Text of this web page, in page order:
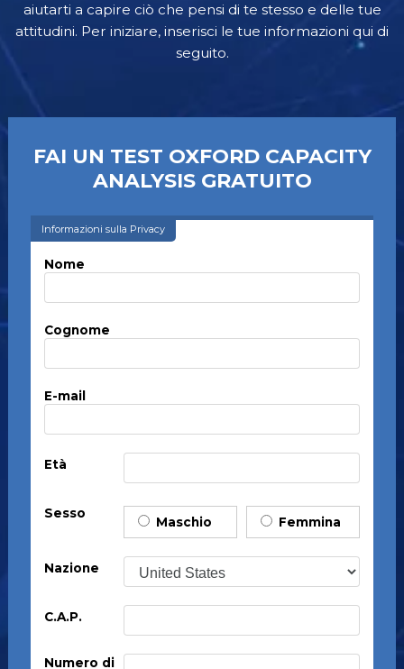
aiutarti a capire ciò che pensi di te stesso e delle tue
attitudini. Per iniziare, inserisci le tue informazioni qui di
seguito.
FAI UN TEST OXFORD CAPACITY
ANALYSIS GRATUITO
Informazioni sulla Privacy
Nome
Cognome
E-mail
Età
Sesso
Maschio Femmina
Nazione
C.A.P.
Numero di